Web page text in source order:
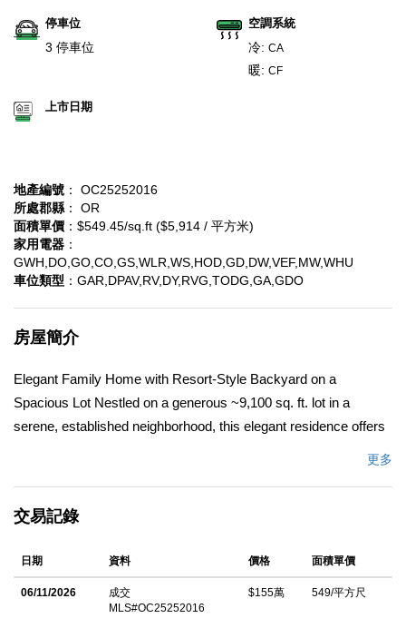
停車位
3 停車位
空調系統
冷: CA
暖: CF
上市日期
地產編號 ： OC25252016
所處郡縣 ： OR
面積單價 ：$549.45/sq.ft ($5,914 / 平方米)
家用電器 ：
GWH,DO,GO,CO,GS,WLR,WS,HOD,GD,DW,VEF,MW,WHU
車位類型 ：GAR,DPAV,RV,DY,RVG,TODG,GA,GDO
房屋簡介
Elegant Family Home with Resort-Style Backyard on a
Spacious Lot Nestled on a generous ~9,100 sq. ft. lot in a
serene, established neighborhood, this elegant residence offers
At the heart of the home, a chef-caliber kitchen featuring a
family room and main living areas, creating an ideal flow for
gatherings and indoor-outdoor living. The primary suite provides
a luxurious retreat with double-door entry, dual walk-in closets, a
更多
交易記錄
日期 資料 價格 面積單價
06/11/2026
成交
MLS#OC25252016
$155萬 549/平方尺